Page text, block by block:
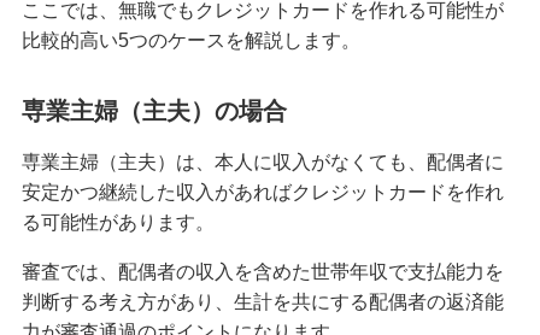
マイルが貯まるクレジットカードとは？選び方や
効率的な貯め方、使い方を解説
クレジットカードの支払方法には何がある？1回払
いや分割払い等の種類を解説
クレジットカードは何枚までが良い？2枚以上を持
つメリット・デメリット等を解説
クレジットカードのゴールドとは？特徴や発行条
件、保有するメリット、選び方を解説
ここでは、無職でもクレジットカードを作れる可能性が
比較的高い5つのケースを解説します。
専業主婦（主夫）の場合
専業主婦（主夫）は、本人に収入がなくても、配偶者に
安定かつ継続した収入があればクレジットカードを作れ
る可能性があります。
審査では、配偶者の収入を含めた世帯年収で支払能力を
判断する考え方があり、生計を共にする配偶者の返済能